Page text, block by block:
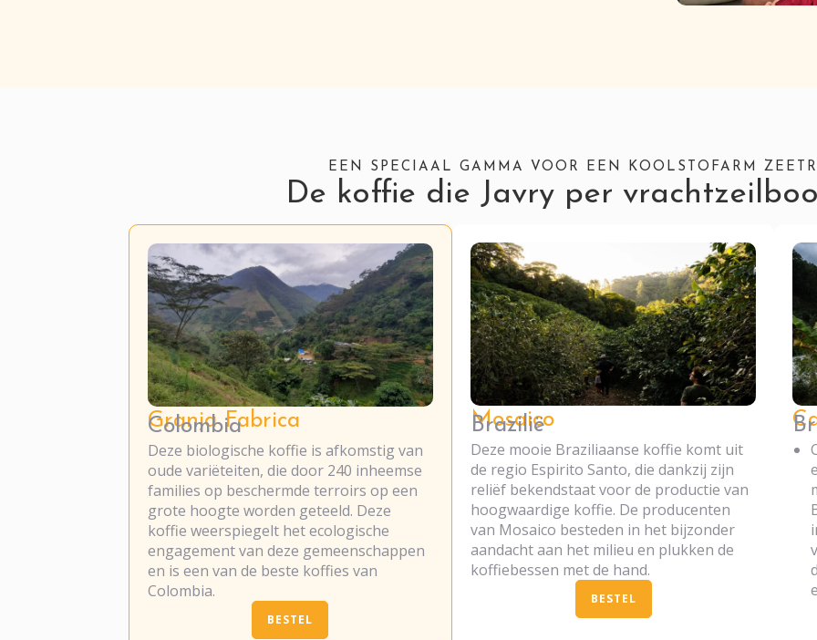
EEN SPECIAAL GAMMA VOOR EEN KOOLSTOFARM
De koffie die Javry per
Granja Fabrica
Colombia
Deze biologische koffie is afkomstig van
oude variëteiten, die door 240 inheemse
families op beschermde terroirs op een
grote hoogte worden geteeld. Deze
koffie weerspiegelt het ecologische
engagement van deze gemeenschappen
en is een van de beste koffies van
Colombia.
BESTEL
Mosaico
Brazilië
Deze mooie Braziliaanse koffie komt uit
de regio Espirito Santo, die dankzij zijn
reliëf bekendstaat voor de productie van
hoogwaardige koffie. De producenten
van Mosaico besteden in het bijzonder
aandacht aan het milieu en plukken de
koffiebessen met de hand.
BESTEL